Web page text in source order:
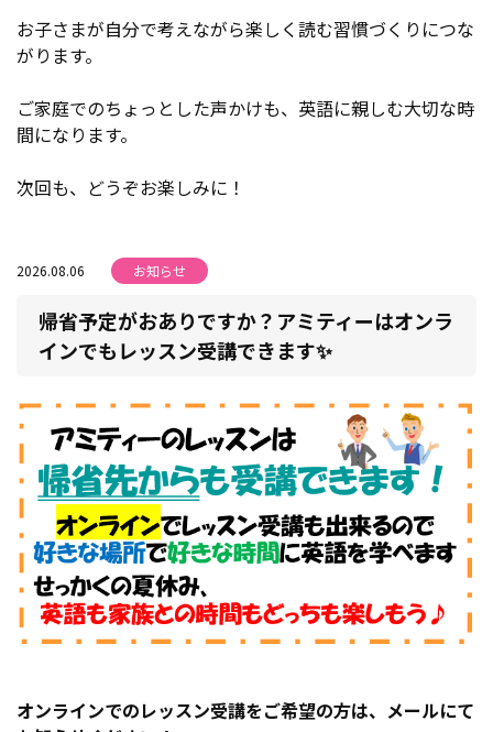
お子さまが自分で考えながら楽しく読む習慣づくりにつな
がります。
ご家庭でのちょっとした声かけも、英語に親しむ大切な時
間になります。
次回も、どうぞお楽しみに！
2026.08.06 お知らせ
帰省予定がおありですか？アミティーはオンラ
インでもレッスン受講できます✨
オンラインでのレッスン受講をご希望の方は、メールにて